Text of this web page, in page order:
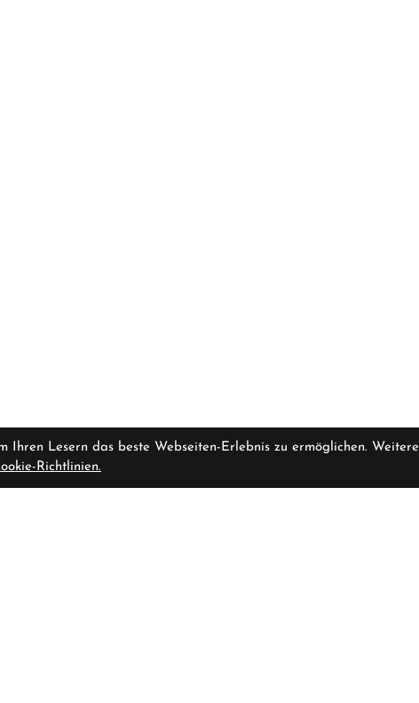
Ihren Lesern das beste Webseiten-Erlebnis zu ermöglichen. Weitere
Richtlinien.